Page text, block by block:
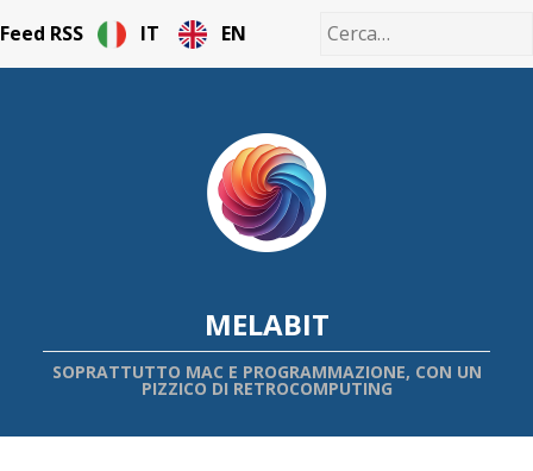
Feed RSS IT EN
MELABIT
SOPRATTUTTO MAC E PROGRAMMAZIONE, CON UN
PIZZICO DI RETROCOMPUTING